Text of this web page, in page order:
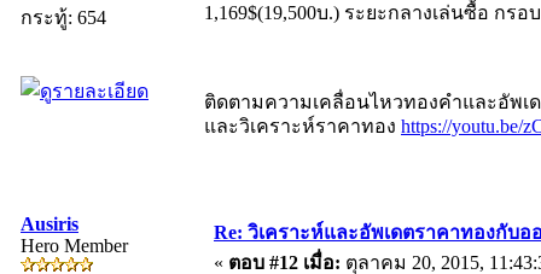
กระทู้: 654
1,169$(19,500บ.) ระยะกลางเล่นซื้อ กรอบ
ติดตามความเคลื่อนไหวทองคำและอัพเ
และวิเคราะห์ราคาทอง https://youtu.be/
Ausiris
Hero Member
Re: วิเคราะห์และอัพเดตราคาทองกับ
« ตอบ #12 เมื่อ: ตุลาคม 20, 2015,